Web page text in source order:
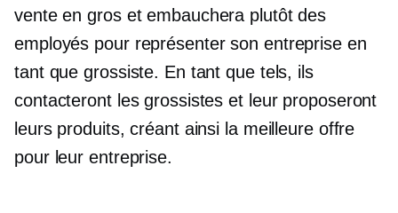
vente en gros et embauchera plutôt des
employés pour représenter son entreprise en
tant que grossiste. En tant que tels, ils
contacteront les grossistes et leur proposeront
leurs produits, créant ainsi la meilleure offre
pour leur entreprise.